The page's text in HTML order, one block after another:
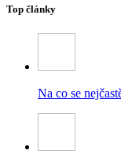
Top články
Na co se